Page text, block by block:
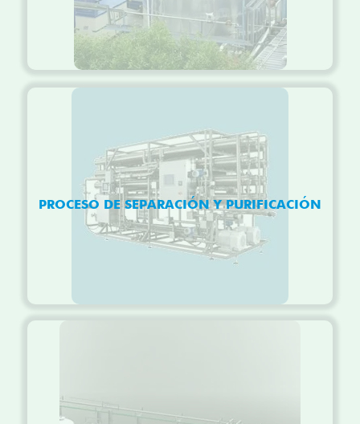
PROCESO DE SEPARACIÓN Y PURIFICACIÓN